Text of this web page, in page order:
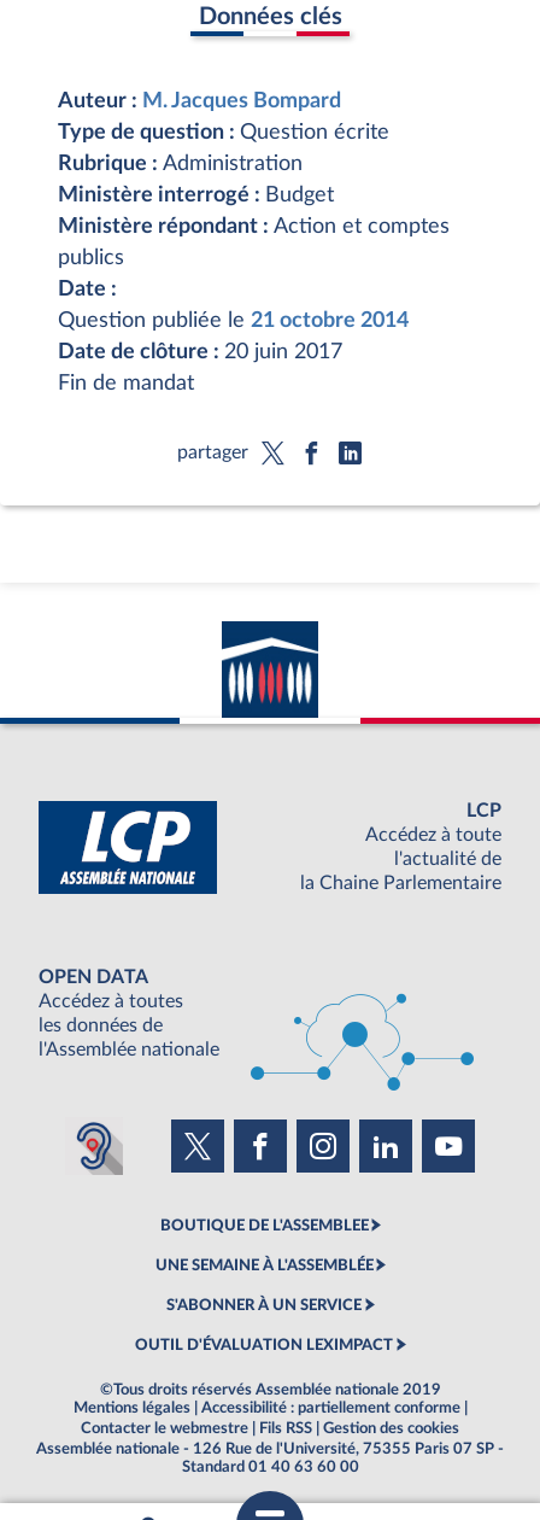
Données clés
Auteur : M. Jacques Bompard
Type de question : Question écrite
Rubrique : Administration
Ministère interrogé : Budget
Ministère répondant : Action et comptes
publics
Date :
Question publiée le 21 octobre 2014
Date de clôture : 20 juin 2017
Fin de mandat
partager
LCP
Accédez à toute
l'actualité de
la Chaine Parlementaire
OPEN DATA
Accédez à toutes
les données de
l'Assemblée nationale
BOUTIQUE DE L'ASSEMBLEE
UNE SEMAINE À L'ASSEMBLÉE
S'ABONNER À UN SERVICE
OUTIL D'ÉVALUATION LEXIMPACT
©Tous droits réservés Assemblée nationale 2019
Mentions légales
Accessibilité : partiellement conforme
Contacter le webmestre
Fils RSS
Gestion des cookies
Assemblée nationale - 126 Rue de l'Université, 75355 Paris 07 SP -
Standard 01 40 63 60 00